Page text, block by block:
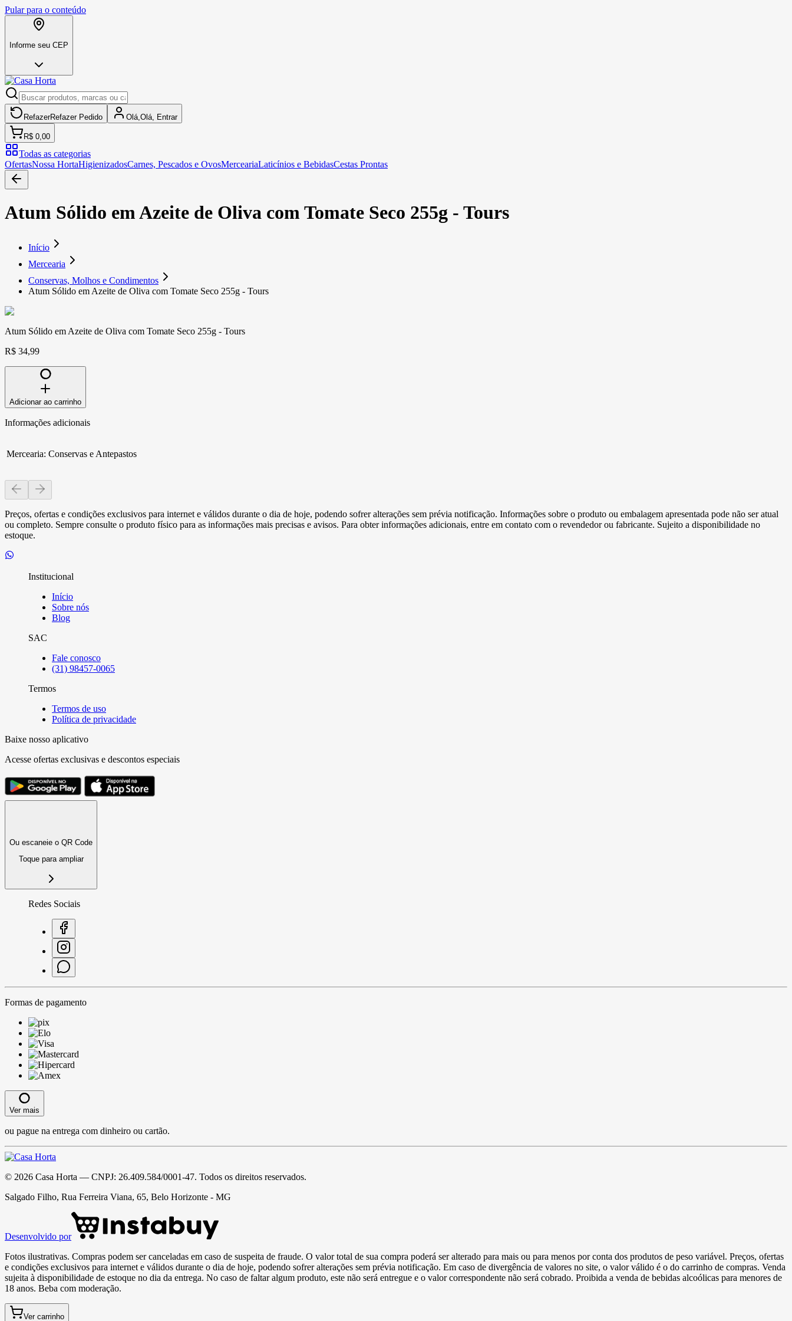
Pular para o conteúdo
Informe seu CEP
RefazerRefazer Pedido Olá, Olá, Entrar
R$ 0,00
Todas as categorias
OfertasNossa HortaHigienizadosCarnes, Pescados e OvosMerceariaLaticínios e BebidasCestas Prontas
Atum Sólido em Azeite de Oliva com Tomate Seco 255g - Tours
Início
Mercearia
Conservas, Molhos e Condimentos
Atum Sólido em Azeite de Oliva com Tomate Seco 255g - Tours
Atum Sólido em Azeite de Oliva com Tomate Seco 255g - Tours
R$ 34,99
Adicionar ao carrinho
Informações adicionais
Mercearia: Conservas e Antepastos
Preços, ofertas e condições exclusivos para internet e válidos durante o dia de hoje, podendo sofrer alterações sem prévia notificação. Informações sobre o produto ou embalagem apresentada pode não ser atual
ou completo. Sempre consulte o produto físico para as informações mais precisas e avisos. Para obter informações adicionais, entre em contato com o revendedor ou fabricante. Sujeito a disponibilidade no
estoque.
Institucional
Início
Sobre nós
Blog
SAC
Fale conosco
(31) 98457-0065
Termos
Termos de uso
Política de privacidade
Baixe nosso aplicativo
Acesse ofertas exclusivas e descontos especiais
Ou escaneie o QR Code
Toque para ampliar
Redes Sociais
Formas de pagamento
Ver mais
ou pague na entrega com dinheiro ou cartão.
© 2026 Casa Horta — CNPJ: 26.409.584/0001-47. Todos os direitos reservados.
Salgado Filho, Rua Ferreira Viana, 65, Belo Horizonte - MG
Desenvolvido por
Fotos ilustrativas. Compras podem ser canceladas em caso de suspeita de fraude. O valor total de sua compra poderá ser alterado para mais ou para menos por conta dos produtos de peso variável. Preços, ofertas
e condições exclusivos para internet e válidos durante o dia de hoje, podendo sofrer alterações sem prévia notificação. Em caso de divergência de valores no site, o valor válido é o do carrinho de compras. Venda
sujeita à disponibilidade de estoque no dia da entrega. No caso de faltar algum produto, este não será entregue e o valor correspondente não será cobrado. Proibida a venda de bebidas alcoólicas para menores de
18 anos. Beba com moderação.
Ver carrinho